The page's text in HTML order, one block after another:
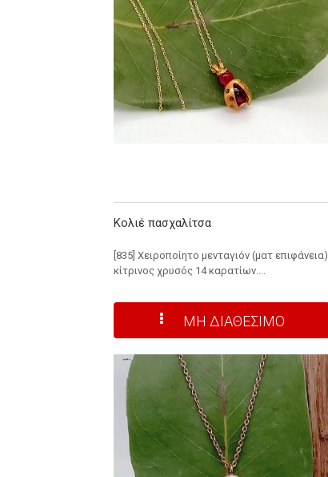
Κολιέ πασχαλίτσα
[835] Χειροποίητο μενταγιόν (ματ επιφάνεια)
κίτρινος χρυσός 14 καρατίων....
ΜΗ ΔΙΑΘΕΣΙΜΟ